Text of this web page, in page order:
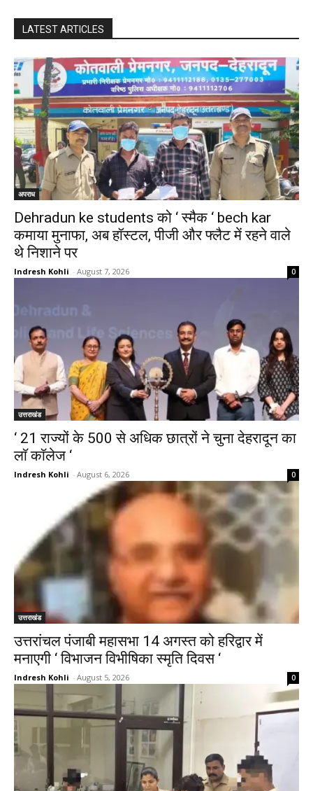
LATEST ARTICLES
अपराध
Dehradun ke students को ‘ स्मैक ‘ bech kar
कमाया मुनाफा, अब हॉस्टल, पीजी और फ्लैट में रहने वाले
थे निशाने पर
Indresh Kohli - August 7, 2026 0
उत्तराखंड
‘ 21 राज्यों के 500 से अधिक छात्रों ने चुना देहरादून का
लाॅ काॅलेज ‘
Indresh Kohli - August 6, 2026 0
उत्तराखंड
उत्तरांचल पंजाबी महासभा 14 अगस्त को हरिद्वार में
मनाएगी ‘ विभाजन विभीषिका स्मृति दिवस ‘
Indresh Kohli - August 5, 2026 0